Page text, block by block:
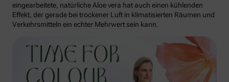
eingearbeitete, natürliche Aloe vera hat auch einen kühlenden
Effekt, der gerade bei trockener Luft in klimatisierten Räumen und
Verkehrsmitteln ein echter Mehrwert sein kann.